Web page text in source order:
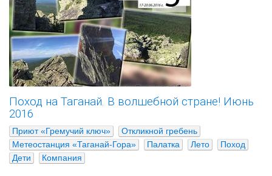
Поход на Таганай. В волшебной стране! Июнь
2016
Приют «Гремучий ключ»
Откликной гребень
Метеостанция «Таганай-Гора»
Палатка Лето
Поход
Дети
Компания